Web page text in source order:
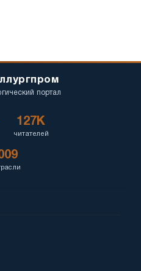
портал
127K
читателей